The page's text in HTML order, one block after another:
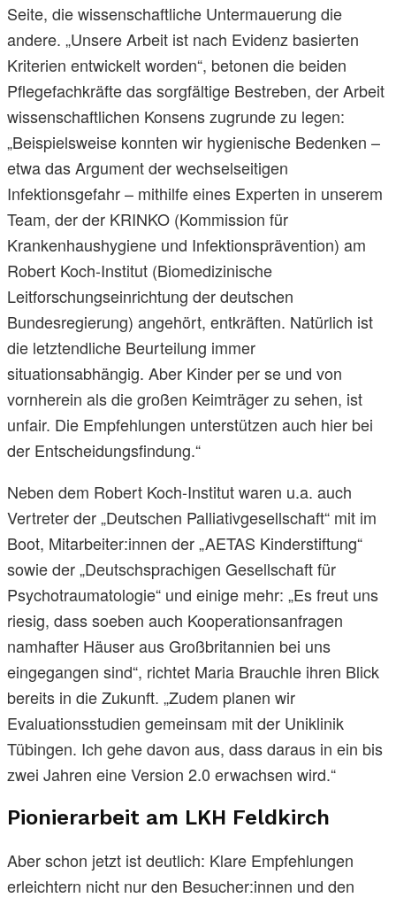
Seite, die wissenschaftliche Untermauerung die
andere. „Unsere Arbeit ist nach Evidenz basierten
Kriterien entwickelt worden“, betonen die beiden
Pflegefachkräfte das sorgfältige Bestreben, der Arbeit
wissenschaftlichen Konsens zugrunde zu legen:
„Beispielsweise konnten wir hygienische Bedenken –
etwa das Argument der wechselseitigen
Infektionsgefahr – mithilfe eines Experten in unserem
Team, der der KRINKO (Kommission für
Krankenhaushygiene und Infektionsprävention) am
Robert Koch-Institut (Biomedizinische
Leitforschungseinrichtung der deutschen
Bundesregierung) angehört, entkräften. Natürlich ist
die letztendliche Beurteilung immer
situationsabhängig. Aber Kinder per se und von
vornherein als die großen Keimträger zu sehen, ist
unfair. Die Empfehlungen unterstützen auch hier bei
der Entscheidungsfindung.“
Neben dem Robert Koch-Institut waren u.a. auch
Vertreter der „Deutschen Palliativgesellschaft“ mit im
Boot, Mitarbeiter:innen der „AETAS Kinderstiftung“
sowie der „Deutschsprachigen Gesellschaft für
Psychotraumatologie“ und einige mehr: „Es freut uns
riesig, dass soeben auch Kooperationsanfragen
namhafter Häuser aus Großbritannien bei uns
eingegangen sind“, richtet Maria Brauchle ihren Blick
bereits in die Zukunft. „Zudem planen wir
Evaluationsstudien gemeinsam mit der Uniklinik
Tübingen. Ich gehe davon aus, dass daraus in ein bis
zwei Jahren eine Version 2.0 erwachsen wird.“
Pionierarbeit am LKH Feldkirch
Aber schon jetzt ist deutlich: Klare Empfehlungen
erleichtern nicht nur den Besucher:innen und den